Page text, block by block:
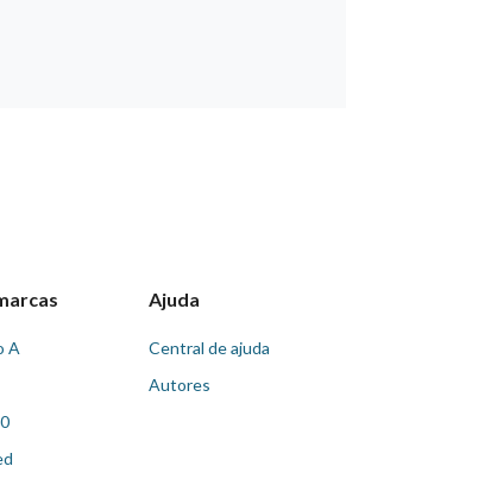
A
Ajuda
Central de ajuda
Autores